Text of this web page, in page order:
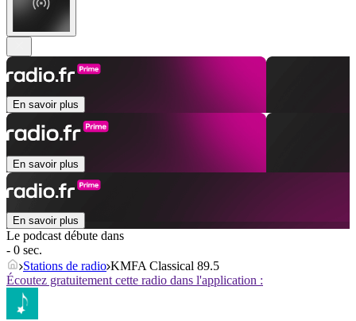
En savoir plus
En savoir plus
En savoir plus
Le podcast débute dans
- 0 sec.
Stations de radio KMFA Classical 89.5
Écoutez gratuitement cette radio dans l'application :